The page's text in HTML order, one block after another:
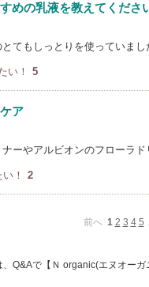
めの乳液を教えてくださ
てもしっとりを使っていま
い！ 5
ア
ーやアルビオンのフローラ
！ 2
前へ 1 2 3 4 5
Q&Aで【Ｎ organic(エヌオー